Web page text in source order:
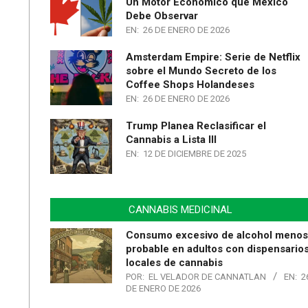
Debe Observar
EN: 26 DE ENERO DE 2026
Amsterdam Empire: Serie de Netflix
sobre el Mundo Secreto de los
Coffee Shops Holandeses
EN: 26 DE ENERO DE 2026
Trump Planea Reclasificar el
Cannabis a Lista III
EN: 12 DE DICIEMBRE DE 2025
CANNABIS MEDICINAL
Consumo excesivo de alcohol menos
probable en adultos con
locales de cannabis
POR: EL VELADOR DE CANNATLAN EN:
DE ENERO DE 2026